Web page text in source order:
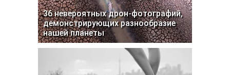
36 невероятных дрон-фотографий,
демонстрирующих разнообразие
нашей планеты